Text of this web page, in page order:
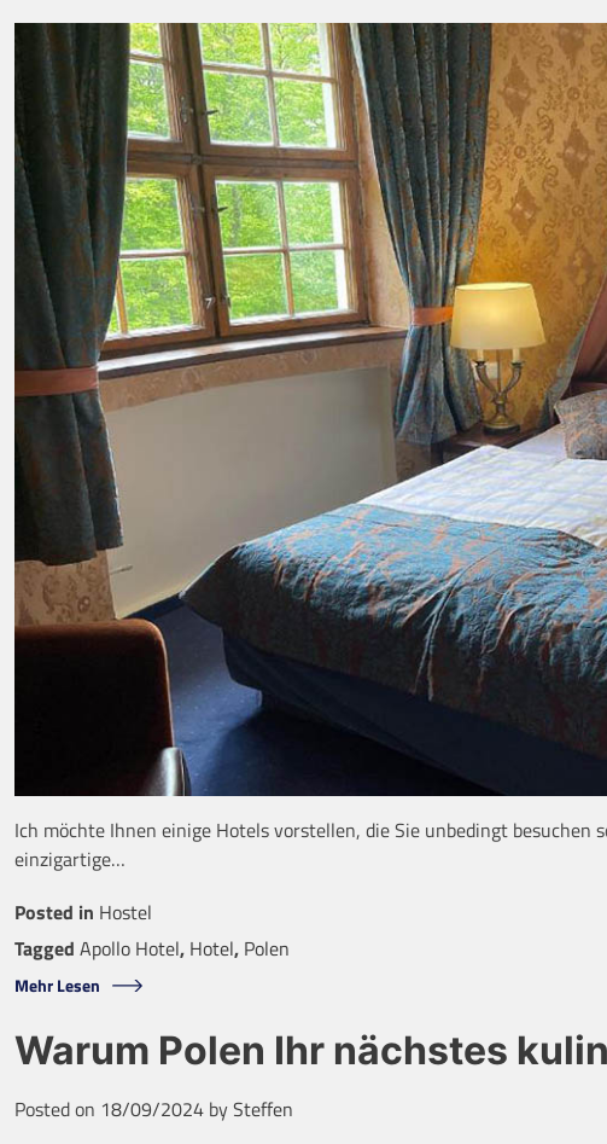
Ich möchte Ihnen einige Hotels vorstellen, die Sie unbedingt
einzigartige…
Posted in Hostel
Tagged Apollo Hotel, Hotel, Polen
Mehr Lesen
Warum Polen Ihr nächstes
Posted on 18/09/2024 bySteffen